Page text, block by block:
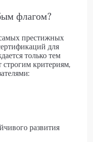
флагом?
престижных
для
только тем
строгим критериям,
развития